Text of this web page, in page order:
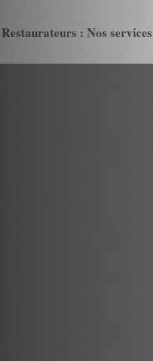
Restaurateurs : Nos services